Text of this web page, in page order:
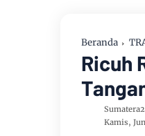
Beranda
Ricuh
Kamis,